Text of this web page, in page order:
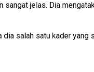
jelas. Dia
salah satu kader yang